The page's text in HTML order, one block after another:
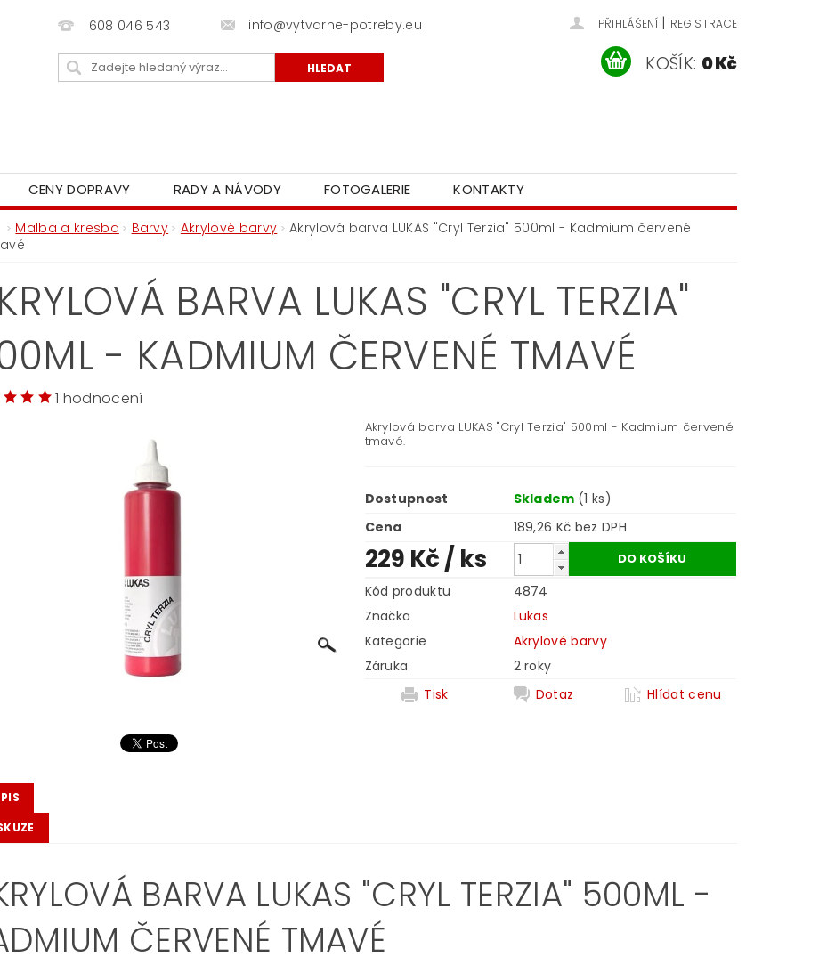
608 046 543 info@vytvarne-potreby.eu PŘIHLÁŠENÍ | REGISTRACE
KOŠÍK: 0 Kč
CENY DOPRAVY RADY A NÁVODY FOTOGALERIE KONTAKTY
Malba a kresba Barvy Akrylové barvy
Akrylová barva LUKAS "Cryl Terzia" 500ml - Kadmium červené
BARVA LUKAS "CRYL TERZIA"
- KADMIUM ČERVENÉ TMAVÉ
1 hodnocení
Akrylová barva LUKAS "Cryl Terzia" 500ml - Kadmium červené
tmavé.
Dostupnost Skladem (1 ks)
Cena
189,26 Kč bez DPH
229 Kč/ ks
Kód produktu
4874
Značka
Lukas
Kategorie
Akrylové barvy
Záruka
2 roky
Tisk
Dotaz Hlídat cenu
BARVA LUKAS "CRYL TERZIA" 500ML -
ČERVENÉ TMAVÉ